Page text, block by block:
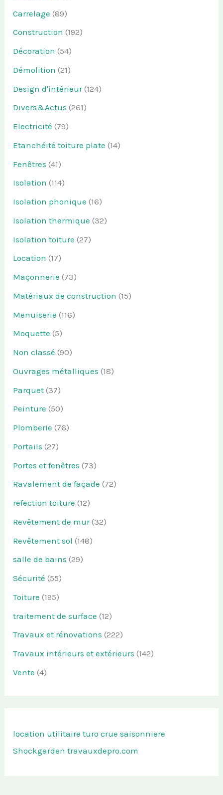
Carrelage (89)
Construction (192)
Décoration (54)
Démolition (21)
Design d'intérieur(124)
Divers&Actus (261)
Electricité (79)
Etanchéité toiture plate (14)
Fenêtres (41)
Isolation (114)
Isolation phonique (16)
Isolation thermique (32)
Isolation toiture (27)
Location (17)
Maçonnerie (73)
Matériaux de construction (15)
Menuiserie (116)
Moquette (5)
Non classé (90)
Ouvrages métalliques (18)
Parquet (37)
Peinture (50)
Plomberie (76)
Portails (27)
Portes et fenêtres (73)
Ravalement de façade (72)
refection toiture (12)
Revêtement de mur(32)
Revêtement sol (148)
salle de bains (29)
Sécurité (55)
Toiture (195)
traitement de surface (12)
Travaux et rénovations (222)
Travaux intérieurs et extérieurs (142)
Vente (4)
location utilitaire turo crue saisonniere
Shockgarden travauxdepro.com